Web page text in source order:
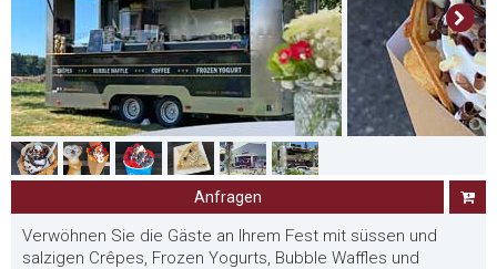
Anfragen
Verwöhnen Sie die Gäste an Ihrem Fest mit süssen und
salzigen Crêpes, Frozen Yogurts, Bubble Waffles und